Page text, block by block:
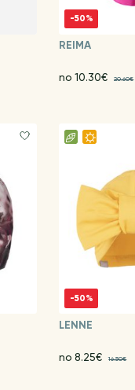
-50%
REIMA
no 10.30€ 20.60€
-50%
LENNE
no 8.25€ 16.50€